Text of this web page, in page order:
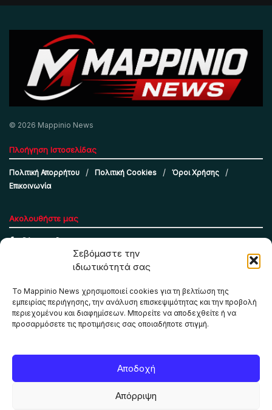
Σεβόμαστε την
ιδιωτικότητά σας
Το Mappinio News χρησιμοποιεί cookies για τη βελτίωση της
εμπειρίας περιήγησης, την ανάλυση επισκεψιμότητας και την προβολή
περιεχομένου και διαφημίσεων. Μπορείτε να αποδεχθείτε ή να
προσαρμόσετε τις προτιμήσεις σας οποιαδήποτε στιγμή.
Αποδοχή
Απόρριψη
© 2026 Mappinio News
Πλοήγηση Ιστοσελίδας
Πολιτική Απορρήτου Πολιτική Cookies
Όροι Χρήσης
Επικοινωνία
Ακολουθήστε μας
Το Mappinio.net χρησιμοποιεί cookies για τη σωστή
λειτουργία της ιστοσελίδας, την ανάλυση επισκεψιμότητας
και την προβολή εξατομικευμένου περιεχομένου. Πατώντας